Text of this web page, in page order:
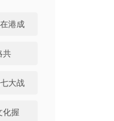
港成
共
大战
化握
化握